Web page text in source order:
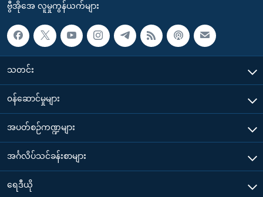
ဗွီအိုအေ လူမှုကွန်ယက်များ
သတင်း
၀န်ဆောင်မှုများ
အပတ်စဉ်ကဏ္ဍများ
အင်္ဂလိပ်သင်ခန်းစာများ
ရေဒီယို